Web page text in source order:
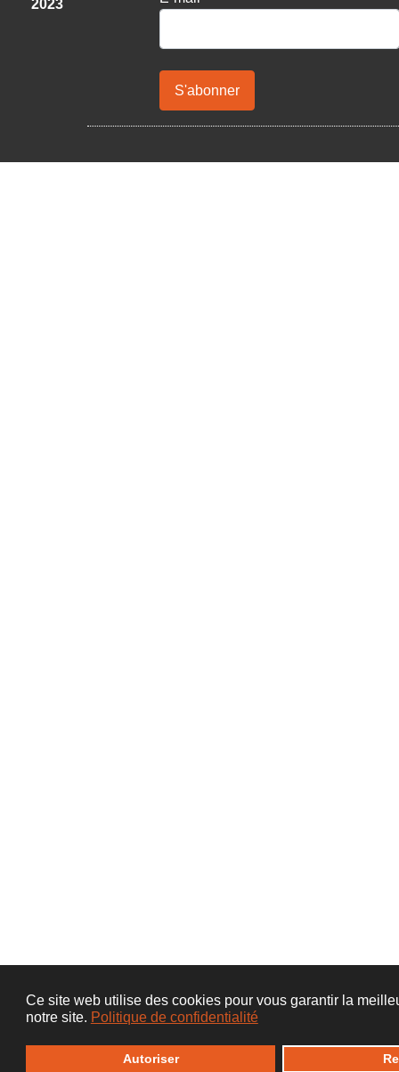
Ce site web utilise des cookies pour vous garantir la
notre site. Politique de confidentialité
Autoriser
2023
S'abonner